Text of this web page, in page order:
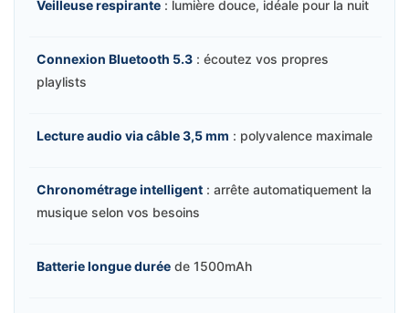
Veilleuse respirante : lumière douce, idéale pour la nuit
Connexion Bluetooth 5.3 : écoutez vos propres
playlists
Lecture audio via câble 3,5 mm : polyvalence maximale
Chronométrage intelligent : arrête automatiquement la
musique selon vos besoins
Batterie longue durée de 1500mAh